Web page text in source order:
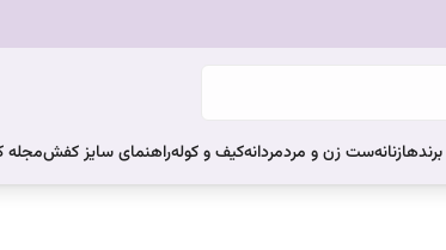
زنانهست زن و مردمردانهکیف و کولهراهنمای سایز کفش